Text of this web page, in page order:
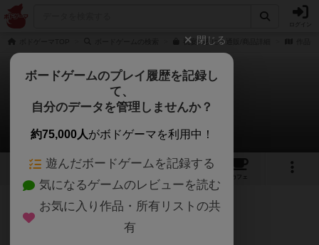
祝宴の夜にの通販/商品詳細
祝宴の夜に
じむやさんのレビュー
4 3
カフェ
280名 6名 0 約1年前
レーティングが非公開に設定されたユーザー
閉じる
ボードゲームのプレイ履歴を記録し
て、
自分のデータを管理しませんか？
約75,000人がボドゲーマを利用中！
遊んだボードゲームを記録する
気になるゲームのレビューを読む
お気に入り作品・所有リストの共
有